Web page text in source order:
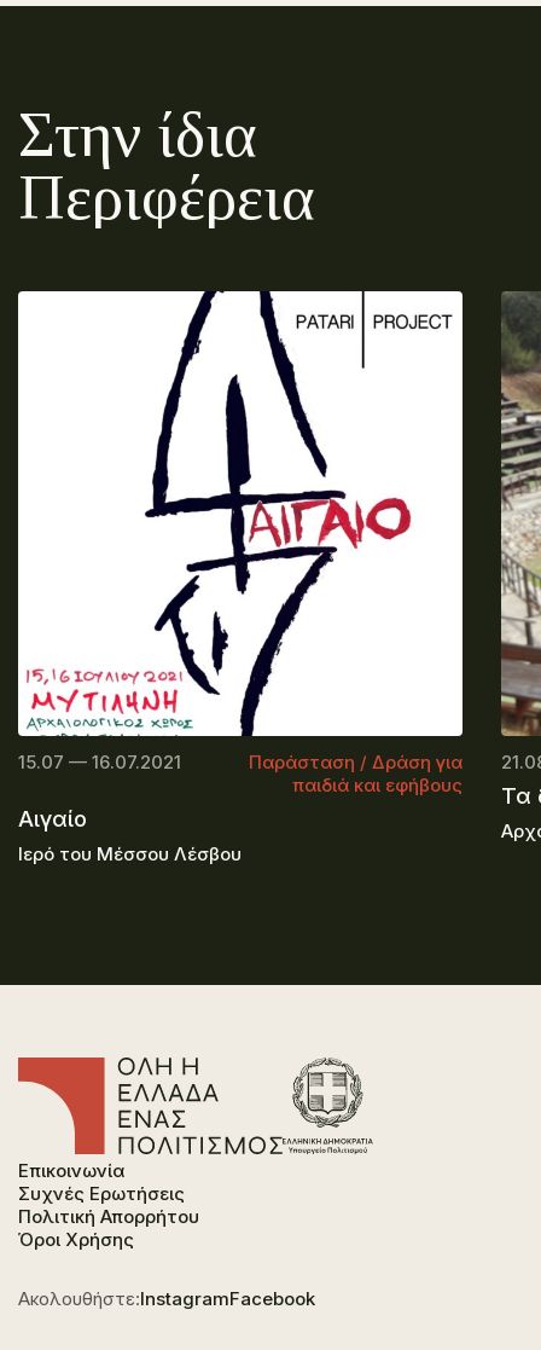
Στην ίδια
Περιφέρεια
15.07 — 16.07.2021
Παράσταση / Δράση για
παιδιά και εφήβους
Αιγαίο
Ιερό του Μέσσου Λέσβου
Τα
Επικοινωνία
Συχνές Ερωτήσεις
Πολιτική Απορρήτου
Όροι Χρήσης
Ακολουθήστε:InstagramFacebook